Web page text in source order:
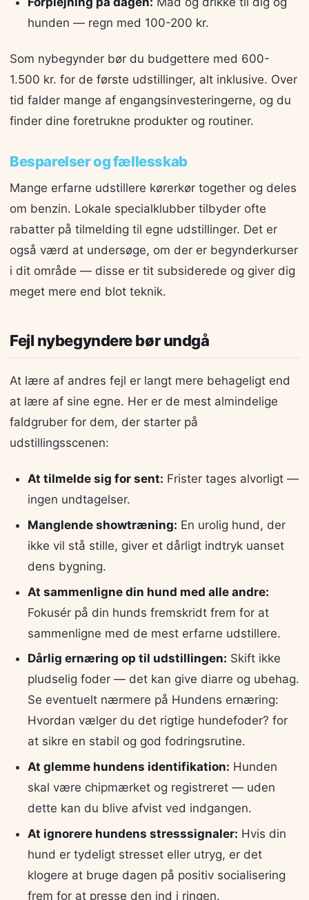
hunden — regn med 100-200 kr.
Som nybegynder bør du budgettere med 600-
1.500 kr. for de første udstillinger, alt inklusive. Over
tid falder mange af engangsinvesteringerne, og du
finder dine foretrukne produkter og routiner.
Besparelser og fællesskab
Mange erfarne udstillere kørerkør together og deles
om benzin. Lokale specialklubber tilbyder ofte
rabatter på tilmelding til egne udstillinger. Det er
også værd at undersøge, om der er begynderkurser
i dit område — disse er tit subsiderede og giver dig
meget mere end blot teknik.
Fejl nybegyndere bør undgå
At lære af andres fejl er langt mere behageligt end
at lære af sine egne. Her er de mest almindelige
faldgruber for dem, der starter på
udstillingsscenen:
At tilmelde sig for sent: Frister tages alvorligt —
ingen undtagelser.
Manglende showtræning: En urolig hund, der
ikke vil stå stille, giver et dårligt indtryk uanset
dens bygning.
At sammenligne din hund med alle andre:
Fokusér på din hunds fremskridt frem for at
sammenligne med de mest erfarne udstillere.
Dårlig ernæring op til udstillingen: Skift ikke
pludselig foder — det kan give diarre og ubehag.
Se eventuelt nærmere på Hundens ernæring:
Hvordan vælger du det rigtige hundefoder? for
at sikre en stabil og god fodringsrutine.
At glemme hundens identifikation: Hunden
skal være chipmærket og registreret — uden
dette kan du blive afvist ved indgangen.
At ignorere hundens stresssignaler: Hvis din
hund er tydeligt stresset eller utryg, er det
klogere at bruge dagen på positiv socialisering
frem for at presse den ind i ringen.